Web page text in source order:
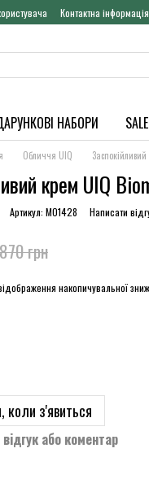
Контактна інформація
НАБОРИ SALE
Обличчя UIQ
крем UIQ
Артикул: МО1428 Написати
870 грн
накопичувальної
коли з'явиться
або коментар